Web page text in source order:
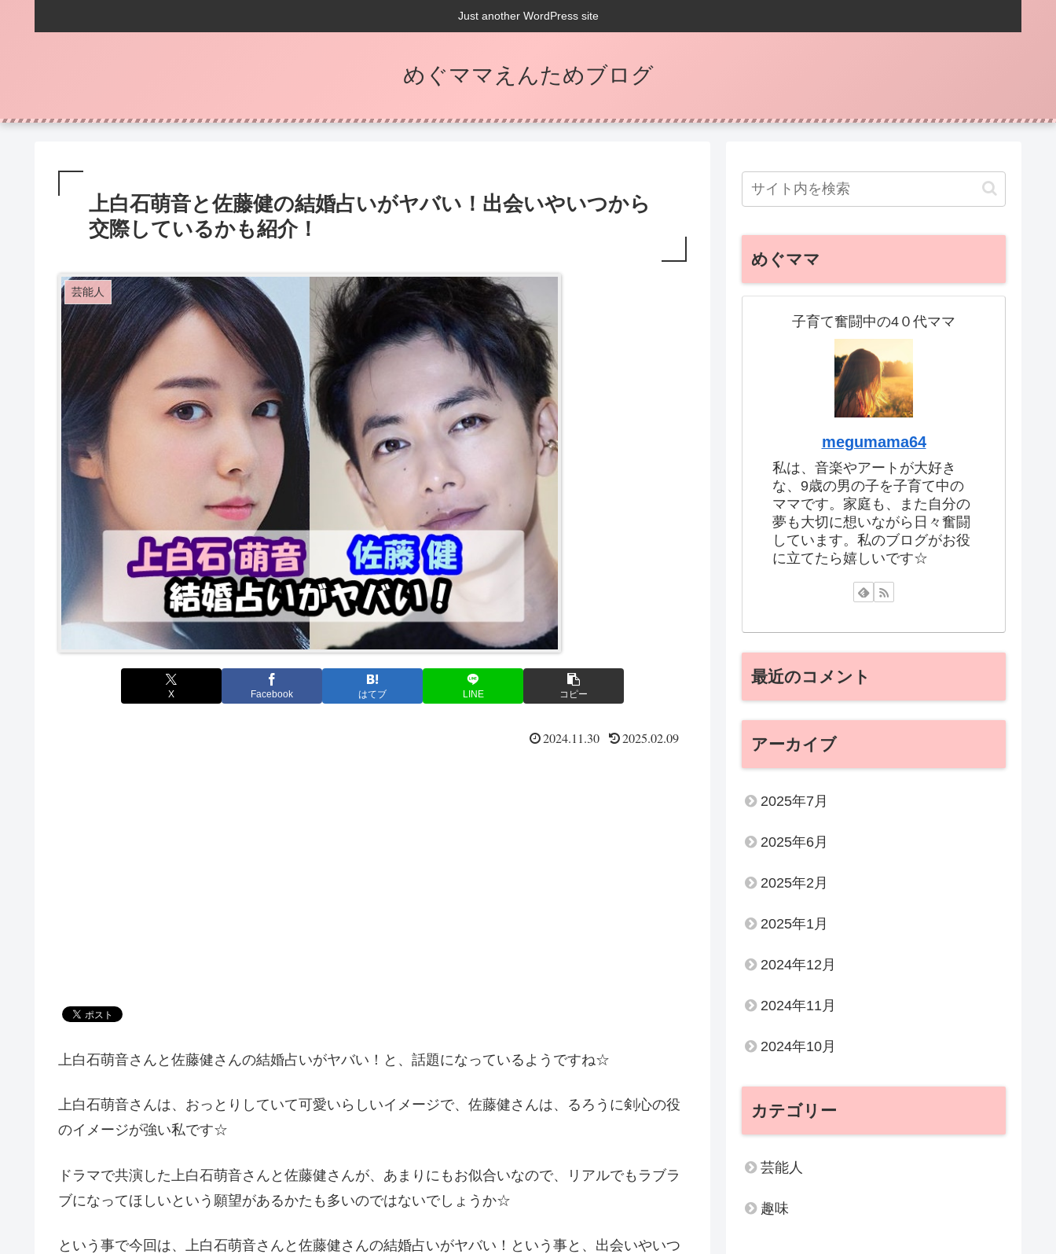
Just another WordPress site
めぐママえんためブログ
上白石萌音と佐藤健の結婚占いがヤバい！出会いやいつから
交際しているかも紹介！
芸能人
X Facebook はてブ LINE コピー
2024.11.30 2025.02.09
上白石萌音さんと佐藤健さんの結婚占いがヤバい！と、話題になっているようですね☆
上白石萌音さんは、おっとりしていて可愛いらしいイメージで、佐藤健さんは、るろうに剣心の役
のイメージが強い私です☆
ドラマで共演した上白石萌音さんと佐藤健さんが、あまりにもお似合いなので、リアルでもラブラ
ブになってほしいという願望があるかたも多いのではないでしょうか☆
という事で今回は、上白石萌音さんと佐藤健さんの結婚占いがヤバい！という事と、出会いやいつ
めぐママ
子育て奮闘中の4０代ママ
megumama64
私は、音楽やアートが大好き
な、9歳の男の子を子育て中の
ママです。家庭も、また自分の
夢も大切に想いながら日々奮闘
しています。私のブログがお役
に立てたら嬉しいです☆
最近のコメント
アーカイブ
2025年7月
2025年6月
2025年2月
2025年1月
2024年12月
2024年11月
2024年10月
カテゴリー
芸能人
趣味